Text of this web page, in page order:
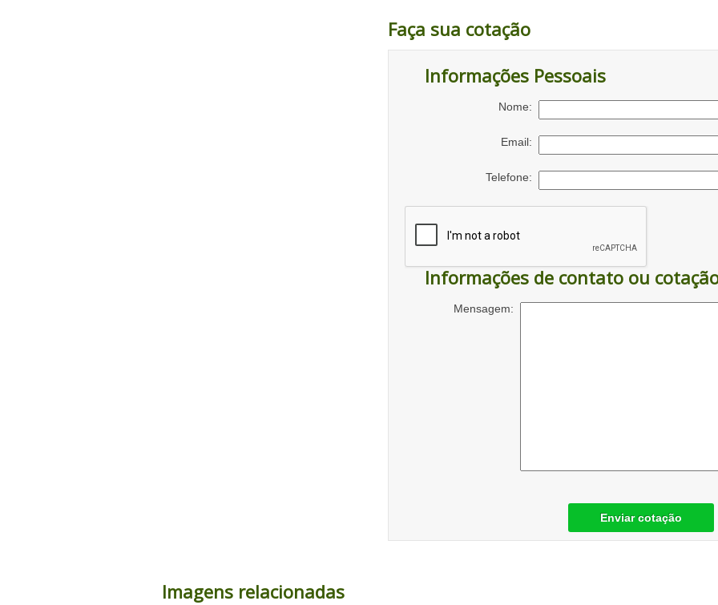
Faça sua cotação
Informações Pessoais
Nome:
Email:
Telefone:
Informações de contato ou
Mensagem:
Enviar cotação
Imagens relacionadas